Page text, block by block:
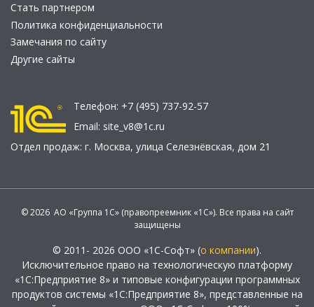
Стать партнером
Политика конфиденциальности
Замечания по сайту
Другие сайты
Телефон: +7 (495) 737-92-57
Email: site_v8@1c.ru
Отдел продаж: г. Москва, улица Селезнёвская, дом 21
© 2026 АО «Группа 1С» (правопреемник «1С»). Все права на сайт
защищены
© 2011- 2026 ООО «1С-Софт» (о компании).
Исключительное право на технологическую платформу
«1С:Предприятие 8» и типовые конфигурации программных
продуктов системы «1С:Предприятие 8», представленные на